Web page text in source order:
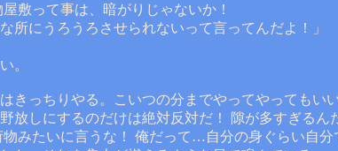
敷って事は、暗がりじゃないか！
所にうろうろさせられないって言ってんだよ！」
。
きっちりやる。こいつの分までやってやってもいい
放しにするのだけは絶対反対だ！ 隙が多すぎるん
物みたいに言うな！ 俺だって…自分の身ぐらい自